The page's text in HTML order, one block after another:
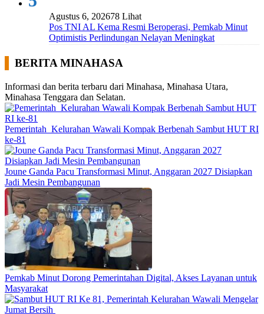
Agustus 6, 202678 Lihat
Pos TNI AL Kema Resmi Beroperasi, Pemkab Minut
Optimistis Perlindungan Nelayan Meningkat
BERITA MINAHASA
Informasi dan berita terbaru dari Minahasa, Minahasa Utara,
Minahasa Tenggara dan Selatan.
Pemerintah Kelurahan Wawali Kompak Berbenah Sambut HUT RI
ke-81
Joune Ganda Pacu Transformasi Minut, Anggaran 2027 Disiapkan
Jadi Mesin Pembangunan
Pemkab Minut Dorong Pemerintahan Digital, Akses Layanan untuk
Masyarakat